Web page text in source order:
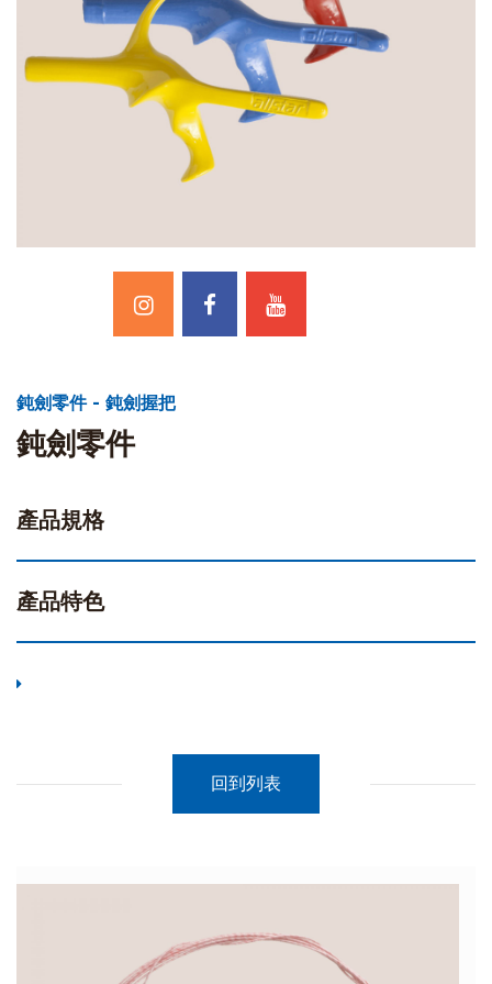
鈍劍零件 - 鈍劍握把
鈍劍零件
產品規格
產品特色
回到列表